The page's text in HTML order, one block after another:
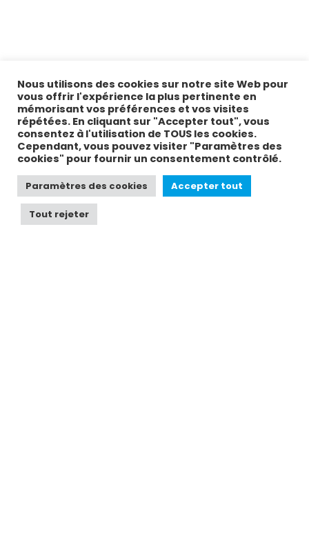
Nous utilisons des cookies sur notre site Web pour
vous offrir l'expérience la plus pertinente en
mémorisant vos préférences et vos visites
répétées. En cliquant sur "Accepter tout", vous
consentez à l'utilisation de TOUS les cookies.
Cependant, vous pouvez visiter "Paramètres des
cookies" pour fournir un consentement contrôlé.
Paramètres des cookies Accepter tout
Tout rejeter